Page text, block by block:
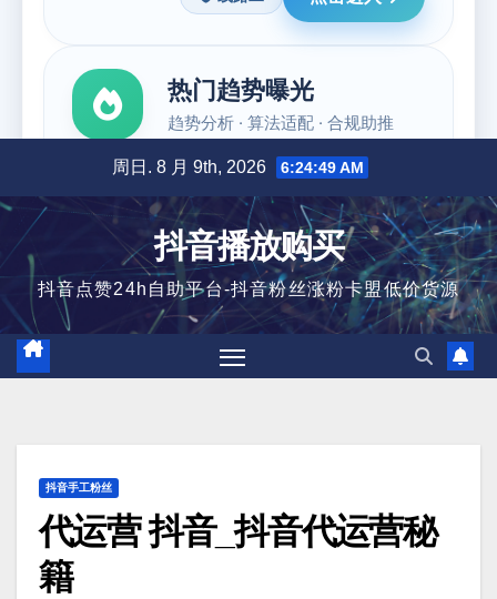
容
周日. 8 月 9th, 2026 6:24:49 AM
抖音播放购买
抖音点赞24h自助平台-抖音粉丝涨粉卡盟低价货源
抖音手工粉丝
代运营 抖音_抖音代运营秘
籍